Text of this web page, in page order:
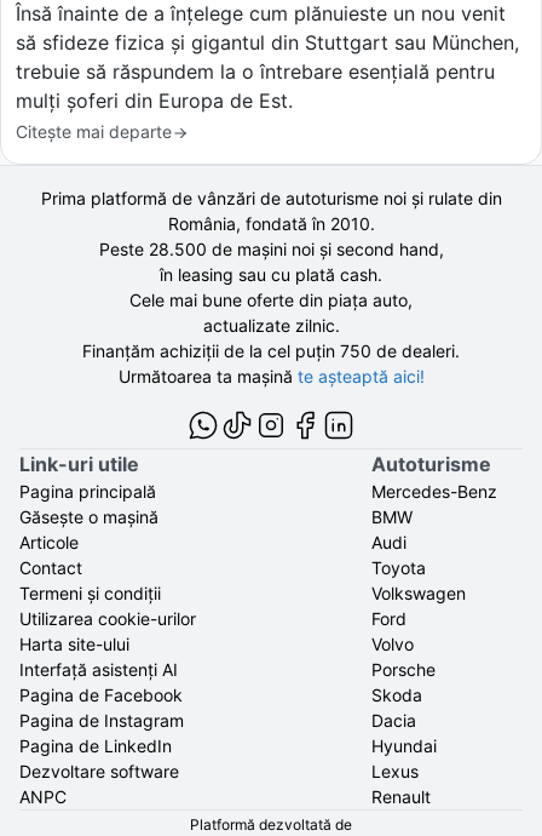
Însă înainte de a înțelege cum plănuieste un nou venit
să sfideze fizica și gigantul din Stuttgart sau München,
trebuie să răspundem la o întrebare esențială pentru
mulți șoferi din Europa de Est.
Citește mai departe
Prima platformă de vânzări de autoturisme noi și rulate din
România, fondată în 2010.
Peste 28.500 demașini noi și second hand,
în leasing sau cu plată cash.
Cele mai bune oferte din piața auto,
actualizate zilnic.
Finanțăm achiziții de la cel puțin 750 de dealeri.
Următoarea ta mașină te așteaptă aici!
Link-uri utile
Pagina principală
Găsește o mașină
Articole
Contact
Termeni și condiții
Utilizarea cookie-urilor
Harta site-ului
Interfață asistenți AI
Pagina de Facebook
Pagina de Instagram
Pagina de LinkedIn
Dezvoltare software
ANPC
Autoturisme
Mercedes-Benz
BMW
Audi
Toyota
Volkswagen
Ford
Volvo
Porsche
Skoda
Dacia
Hyundai
Lexus
Renault
Platformă dezvoltată de